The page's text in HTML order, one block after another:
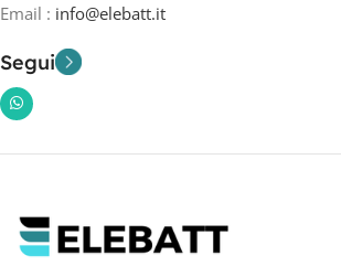
Email : info@elebatt.it
Segui